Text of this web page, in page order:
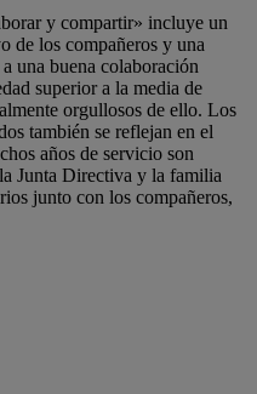
y compartir» incluye un
de los compañeros y una
una buena colaboración
superior a la media de
orgullosos de ello. Los
también se reflejan en el
años de servicio son
Junta Directiva y la familia
junto con los compañeros,